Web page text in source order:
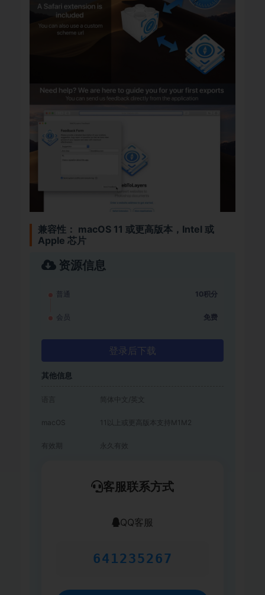
兼容性： macOS 11 或更高版本，Intel 或
Apple 芯片
资源信息
普通 10积分
会员 免费
登录后下载
其他信息
语言 简体中文/英文
macOS 11以上或更高版本支持M1M2
有效期 永久有效
客服联系方式
QQ客服
641235267